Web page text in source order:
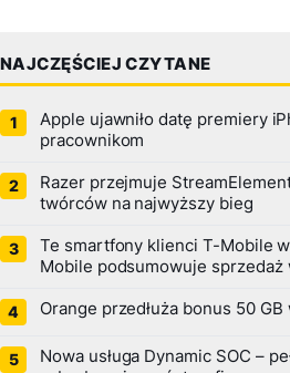
NAJCZĘŚCIEJ CZYTANE
Apple ujawniło datę premiery
pracownikom
Razer przejmuje
twórców na najwyższy bieg
Te smartfony klienci T-Mobile
Mobile podsumowuje sprzedaż
Orange przedłuża bonus 50 GB
Nowa usługa Dynamic SOC –